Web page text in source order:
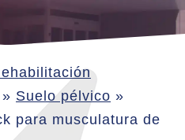
» Suelo pélvico »
para musculatura de